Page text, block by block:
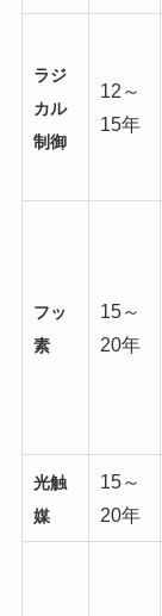
ラジ
カル
制御
12～
15年
フッ
素
15～
20年
光触
媒
15～
20年